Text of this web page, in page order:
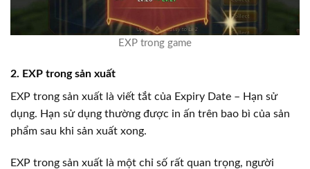
EXP trong game
2. EXP trong sản xuất
EXP trong sản xuất là viết tắt của Expiry Date – Hạn sử
dụng. Hạn sử dụng thường được in ấn trên bao bì của sản
phẩm sau khi sản xuất xong.
EXP trong sản xuất là một chỉ số rất quan trọng, người